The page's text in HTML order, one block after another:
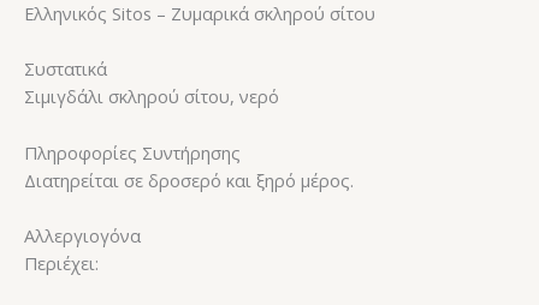
Ελληνικός Sitos – Ζυμαρικά σκληρού σίτου
Συστατικά
Σιμιγδάλι σκληρού σίτου, νερό
Πληροφορίες Συντήρησης
Διατηρείται σε δροσερό και ξηρό μέρος.
Αλλεργιογόνα
Περιέχει: